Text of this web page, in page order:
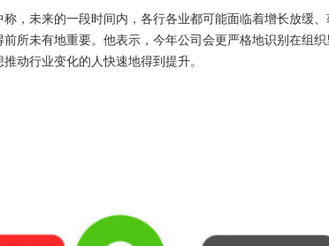
，未来的一段时间内，各行各业都可能面临着增长放缓
所未有地重要。他表示，今年公司会更严格地识别在组
动行业变化的人快速地得到提升。